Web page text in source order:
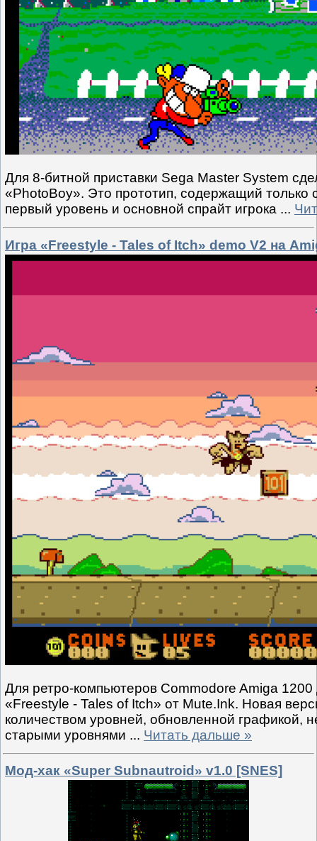
Для 8-битной приставки Sega Master System
«PhotoBoy». Это прототип, содержащий только
первый уровень и основной спрайт игрока ...
Игра «Freestyle - Tales of Itch» demo V2 на
Для ретро-компьютеров Commodore Amiga 1200
«Freestyle - Tales of Itch» от Mute.Ink. Новая
количеством уровней, обновленной графикой,
старыми уровнями ... Читать дальше »
Мод-хак «Super Subnautroid» v1.0 [SNES]